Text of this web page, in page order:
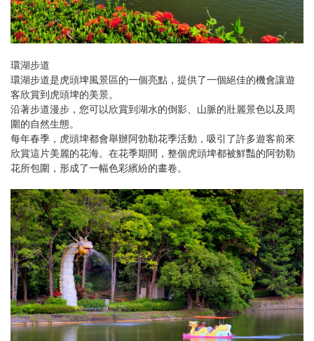
環湖步道
環湖步道是虎頭埤風景區的一個亮點，提供了一個絕佳的機會讓遊
客欣賞到虎頭埤的美景。
沿著步道漫步，您可以欣賞到湖水的倒影、山脈的壯麗景色以及周
圍的自然生態。
每年春季，虎頭埤都會舉辦阿勃勒花季活動，吸引了許多遊客前來
欣賞這片美麗的花海。在花季期間，整個虎頭埤都被鮮豔的阿勃勒
花所包圍，形成了一幅色彩繽紛的畫卷。